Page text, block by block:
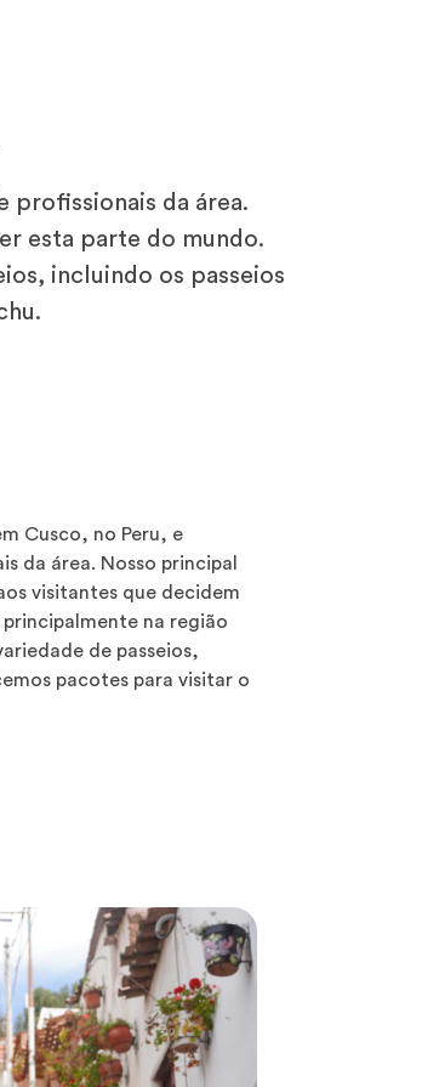
profissionais da área.
esta parte do mundo.
incluindo os passeios
Cusco, no Peru, e
da área. Nosso principal
visitantes que decidem
na região
de passeios,
pacotes para visitar o